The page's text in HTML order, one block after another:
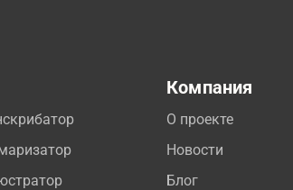
Компания
О проекте
Новости
Блог